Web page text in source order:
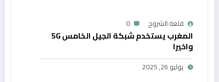
قلعة الشروح 0
المغرب يستخدم شبكة الجيل الخامس 5G
واخيرا
يوليو 26, 2025